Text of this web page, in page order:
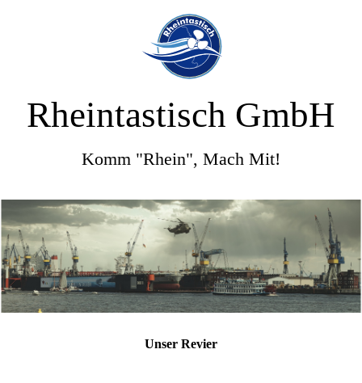
Rheintastisch GmbH
Komm "Rhein", Mach Mit!
Unser Revier